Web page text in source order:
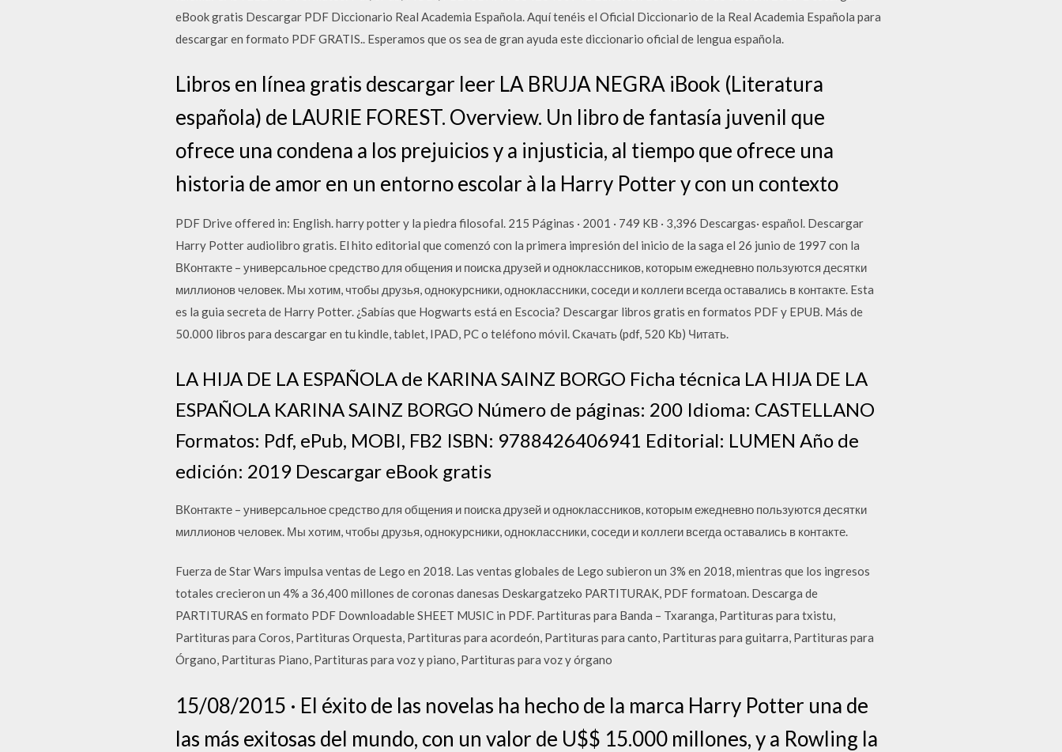
eBook gratis Descargar PDF Diccionario Real Academia Española. Aquí tenéis el Oficial Diccionario de la Real Academia Española para
descargar en formato PDF GRATIS.. Esperamos que os sea de gran ayuda este diccionario oficial de lengua española.
Libros en línea gratis descargar leer LA BRUJA NEGRA iBook (Literatura
española) de LAURIE FOREST. Overview. Un libro de fantasía juvenil que
ofrece una condena a los prejuicios y a injusticia, al tiempo que ofrece una
historia de amor en un entorno escolar à la Harry Potter y con un contexto
PDF Drive offered in: English. harry potter y la piedra filosofal. 215 Páginas · 2001 · 749 KB · 3,396 Descargas· español. Descargar
Harry Potter audiolibro gratis. El hito editorial que comenzó con la primera impresión del inicio de la saga el 26 junio de 1997 con la
ВКонтакте – универсальное средство для общения и поиска друзей и одноклассников, которым ежедневно пользуются десятки
миллионов человек. Мы хотим, чтобы друзья, однокурсники, одноклассники, соседи и коллеги всегда оставались в контакте. Esta
es la guia secreta de Harry Potter. ¿Sabías que Hogwarts está en Escocia? Descargar libros gratis en formatos PDF y EPUB. Más de
50.000 libros para descargar en tu kindle, tablet, IPAD, PC o teléfono móvil. Скачать (pdf, 520 Kb) Читать.
LA HIJA DE LA ESPAÑOLA de KARINA SAINZ BORGO Ficha técnica LA HIJA DE LA
ESPAÑOLA KARINA SAINZ BORGO Número de páginas: 200 Idioma: CASTELLANO
Formatos: Pdf, ePub, MOBI, FB2 ISBN: 9788426406941 Editorial: LUMEN Año de
edición: 2019 Descargar eBook gratis
ВКонтакте – универсальное средство для общения и поиска друзей и одноклассников, которым ежедневно пользуются десятки
миллионов человек. Мы хотим, чтобы друзья, однокурсники, одноклассники, соседи и коллеги всегда оставались в контакте.
Fuerza de Star Wars impulsa ventas de Lego en 2018. Las ventas globales de Lego subieron un 3% en 2018, mientras que los ingresos
totales crecieron un 4% a 36,400 millones de coronas danesas Deskargatzeko PARTITURAK, PDF formatoan. Descarga de
PARTITURAS en formato PDF Downloadable SHEET MUSIC in PDF. Partituras para Banda – Txaranga, Partituras para txistu,
Partituras para Coros, Partituras Orquesta, Partituras para acordeón, Partituras para canto, Partituras para guitarra, Partituras para
Órgano, Partituras Piano, Partituras para voz y piano, Partituras para voz y órgano
15/08/2015 · El éxito de las novelas ha hecho de la marca Harry Potter una de
las más exitosas del mundo, con un valor de U$$ 15.000 millones, y a Rowling la